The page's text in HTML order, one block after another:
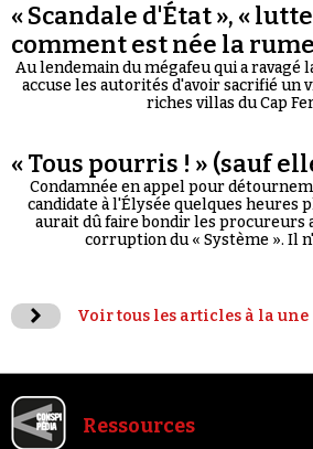
« Scandale d'État », «
comment est née la
Au lendemain du mégafeu qui a ravagé
accuse les autorités d'avoir sacrifié un
riches villas du Cap
« Tous pourris ! » (sauf
Condamnée en appel pour
candidate à l'Élysée quelques heures
aurait dû faire bondir les procureurs
corruption du « Système ». Il
Voir tous les articles à la une
Ressources